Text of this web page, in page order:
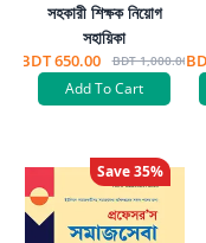
সহকারী শিক্ষক নিয়োগ
সহায়িকা
BDT 650.00 BDT 1,000.00
Add To Cart
Save35%